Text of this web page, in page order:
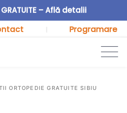
– Află detalii
Programare
ORTOPEDIE GRATUITE SIBIU